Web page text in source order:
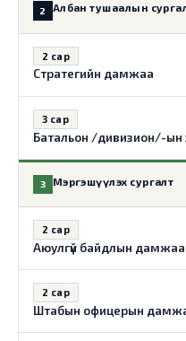
2 Албан тушаалын
2 сар
Стратегийн дамжаа
3 сар
Батальон /дивизион/-
3 Мэргэшүүлэх сургалт
2 сар
Аюулгүй байдлын дамжаа
2 сар
Штабын офицерын